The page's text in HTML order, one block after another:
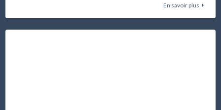
En savoir plus